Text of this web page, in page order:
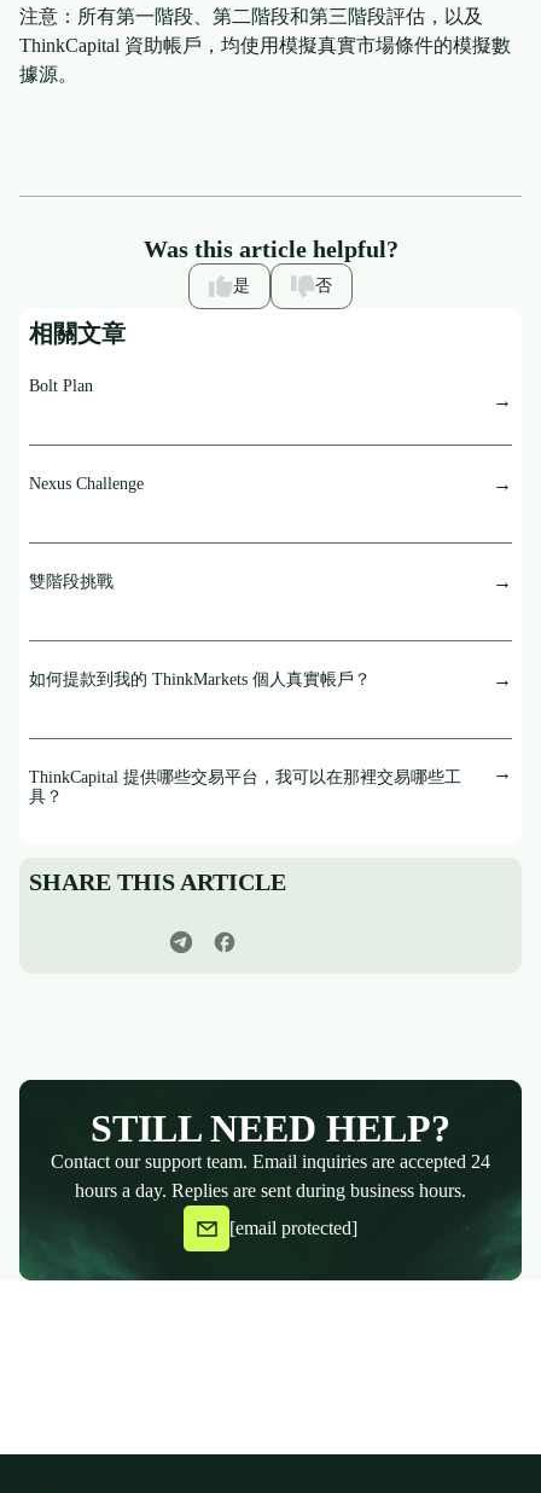
注意：所有第一階段、第二階段和第三階段評估，以及
ThinkCapital 資助帳戶，均使用模擬真實市場條件的模擬數
據源。
Was this article helpful?
是 否
相關文章
Bolt Plan
Nexus Challenge
雙階段挑戰
如何提款到我的 ThinkMarkets 個人真實帳戶？
ThinkCapital 提供哪些交易平台，我可以在那裡交易哪些工
具？
SHARE THIS ARTICLE
STILL NEED HELP?
Contact our support team. Email inquiries are accepted 24
hours a day. Replies are sent during business hours.
[email protected]